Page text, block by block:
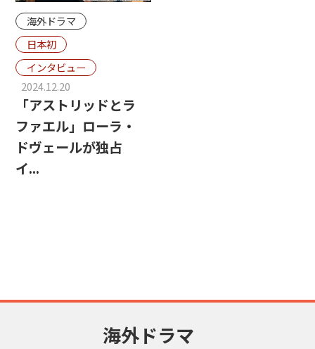
海外ドラマ
日本初
インタビュー
2024.12.20
「アストリッドとラ
ファエル」ローラ・
ドヴェールが独占
イ...
海外ドラマ